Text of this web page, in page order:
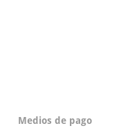
Medios de pago